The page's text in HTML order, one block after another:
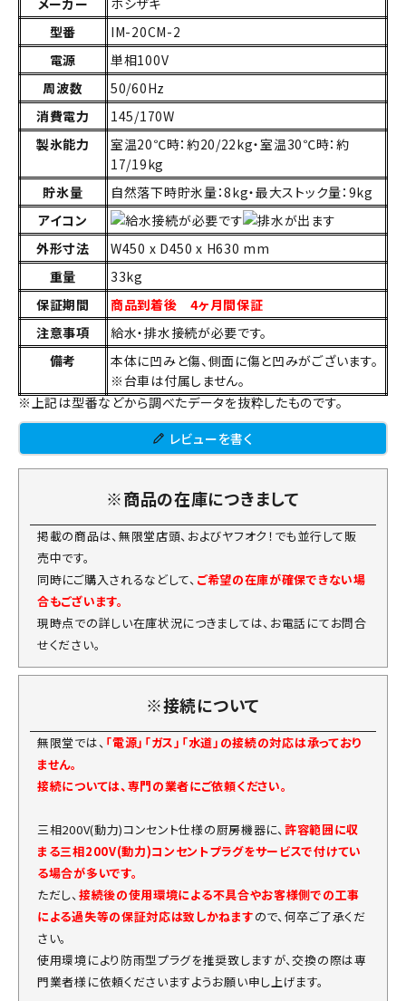
型番
IM-20CM-2
電源
単相100V
周波数
50/60Hz
消費電力
145/170W
製氷能力
室温20℃時：約20/22kg・室温30℃時：約
17/19kg
貯氷量
自然落下時貯氷量：8kg・最大ストック量：9kg
アイコン
外形寸法
W450 x D450 x H630 mm
重量
33kg
保証期間
商品到着後 4ヶ月間保証
注意事項
給水・排水接続が必要です。
備考
本体に凹みと傷、側面に傷と凹みがございます。
※台車は付属しません。
※上記は型番などから調べたデータを抜粋したものです。
レビューを書く
※商品の在庫につきまして
掲載の商品は、無限堂店頭、およびヤフオク！でも並行して販
売中です。
同時にご購入されるなどして、 ご希望の在庫が確保できない場
合もございます。
現時点での詳しい在庫状況につきましては、お電話にてお問合
せください。
※接続について
無限堂では、 「電源」「ガス」「水道」の接続の対応は承っており
ません。
接続については、専門の業者にご依頼ください。
三相200V(動力)コンセント仕様の厨房機器に、 許容範囲に収
まる三相200V(動力)コンセントプラグをサービスで付けてい
る場合が多いです。
ただし、 接続後の使用環境による不具合やお客様側での工事
による過失等の保証対応は致しかねますので、何卒ご了承くだ
さい。
使用環境により防雨型プラグを推奨致しますが、交換の際は専
門業者様に依頼くださいますようお願い申し上げます。